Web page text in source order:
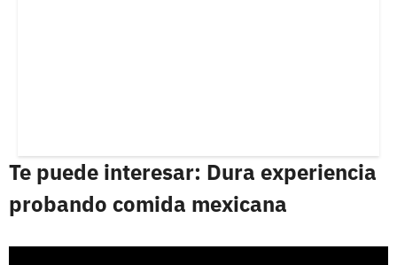
Te puede interesar: Dura experiencia
probando comida mexicana